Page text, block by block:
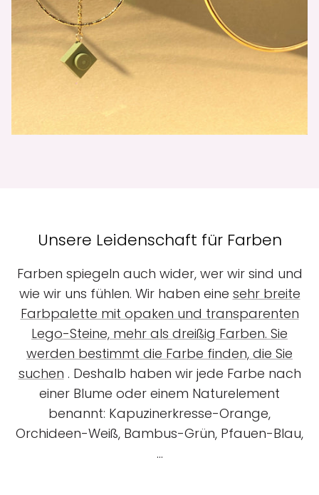
Unsere Leidenschaft für Farben
Farben spiegeln auch wider, wer wir sind und
wie wir uns fühlen. Wir haben eine sehr breite
Farbpalette mit opaken und transparenten
Lego-Steine, mehr als dreißig Farben. Sie
werden bestimmt die Farbe finden, die Sie
suchen . Deshalb haben wir jede Farbe nach
einer Blume oder einem Naturelement
benannt: Kapuzinerkresse-Orange,
Orchideen-Weiß, Bambus-Grün, Pfauen-Blau,
...